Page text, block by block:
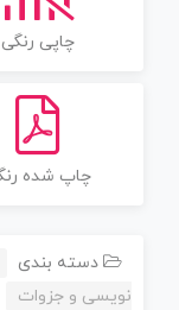
چاپی رنگی
چاپ شده
دسته بندی
نویسی و جزوات